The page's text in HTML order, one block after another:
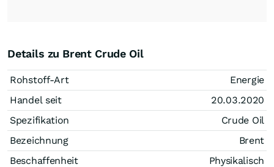
Details zu Brent Crude Oil
Rohstoff-Art
Energie
Handel seit
20.03.2020
Spezifikation
Crude Oil
Bezeichnung
Brent
Beschaffenheit
Physikalisch